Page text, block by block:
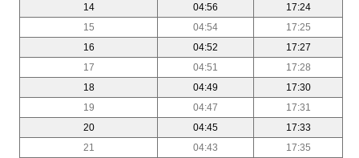
14
04:56
17:24
15
04:54
17:25
16
04:52
17:27
17
04:51
17:28
18
04:49
17:30
19
04:47
17:31
20
04:45
17:33
21
04:43
17:35